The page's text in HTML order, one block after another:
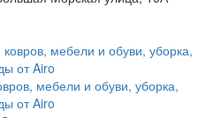
мебели и обуви, уборка,
от Airo